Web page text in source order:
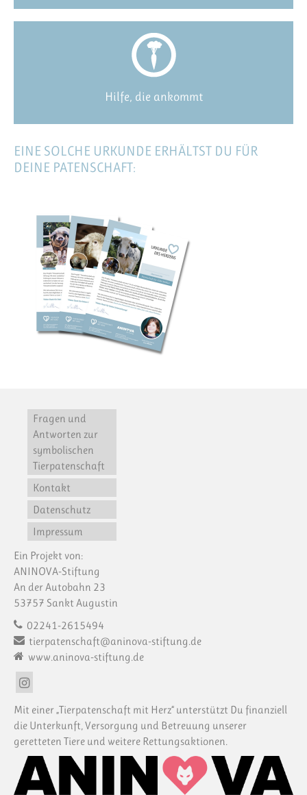
Hilfe, die ankommt
EINE SOLCHE URKUNDE ERHÄLTST DU FÜR
DEINE PATENSCHAFT:
Fragen und
Antworten zur
symbolischen
Tierpatenschaft
Kontakt
Datenschutz
Impressum
Ein Projekt von:
ANINOVA-Stiftung
An der Autobahn 23
53757 Sankt Augustin
02241-2615494
tierpatenschaft@aninova-stiftung.de
www.aninova-stiftung.de
Mit einer „Tierpatenschaft mit Herz“ unterstützt Du finanziell
die Unterkunft, Versorgung und Betreuung unserer
geretteten Tiere und weitere Rettungsaktionen.